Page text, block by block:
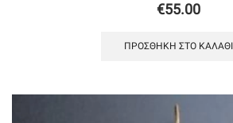
€55.00
ΠΡΟΣΘΉΚΗ ΣΤΟ ΚΑΛΆΘΙ